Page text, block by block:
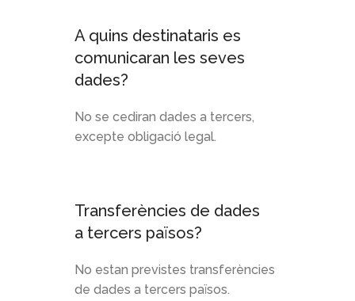
A quins destinataris es
comunicaran les seves
dades?
No se cediran dades a tercers,
excepte obligació legal.
Transferències de dades
a tercers països?
No estan previstes transferències
de dades a tercers països.